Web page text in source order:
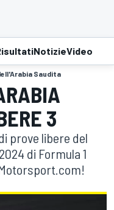
NotizieVideo
Saudita
3
prove libere del
di Formula 1